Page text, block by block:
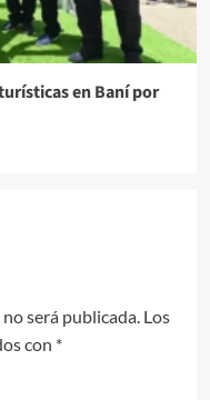
en Baní por
será publicada. Los
con *